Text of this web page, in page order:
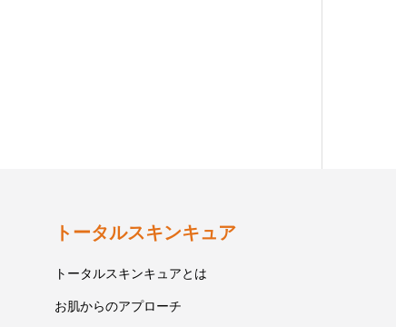
トータルスキンキュア
トータルスキンキュアとは
お肌からのアプローチ